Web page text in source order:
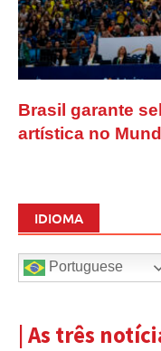
Brasil garante
artística no
IDIOMA
Portuguese
| As três